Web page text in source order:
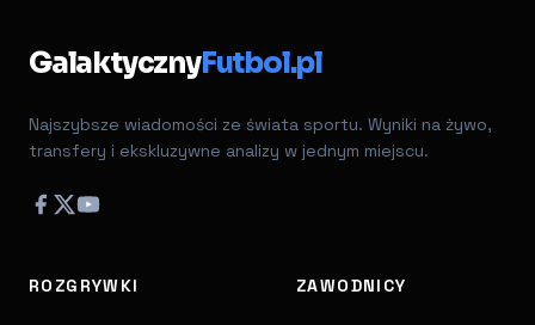
GalaktycznyFutbol.pl
Najszybsze wiadomości ze świata sportu. Wyniki na żywo,
transfery i ekskluzywne analizy w jednym miejscu.
ROZGRYWKI ZAWODNICY